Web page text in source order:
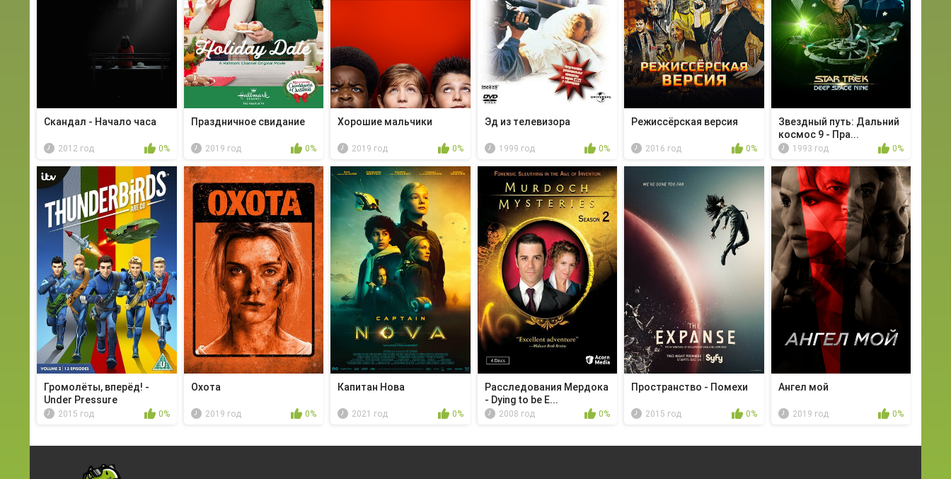
Скандал - Начало часа
2012 год 0%
Праздничное свидание
2019 год 0%
Хорошие мальчики
2019 год 0%
Эд из телевизора
1999 год 0%
Режиссёрская версия
2016 год 0%
Звездный путь: Дальний
космос 9 - Пра...
1993 год 0%
Громолёты, вперёд! -
Under Pressure
2015 год 0%
Охота
2019 год 0%
Капитан Нова
2021 год 0%
Расследования Мердока
- Dying to be E...
2008 год 0%
Пространство - Помехи
2015 год 0%
Ангел мой
2019 год 0%